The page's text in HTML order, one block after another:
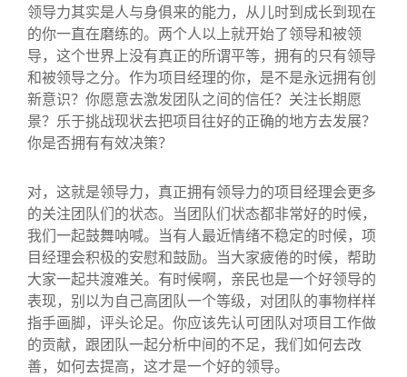
领导力其实是人与身俱来的能力，从儿时到成长到现在
的你一直在磨练的。两个人以上就开始了领导和被领
导，这个世界上没有真正的所谓平等，拥有的只有领导
和被领导之分。作为项目经理的你，是不是永远拥有创
新意识？你愿意去激发团队之间的信任？关注长期愿
景？乐于挑战现状去把项目往好的正确的地方去发展？
你是否拥有有效决策？
对，这就是领导力，真正拥有领导力的项目经理会更多
的关注团队们的状态。当团队们状态都非常好的时候，
我们一起鼓舞呐喊。当有人最近情绪不稳定的时候，项
目经理会积极的安慰和鼓励。当大家疲倦的时候，帮助
大家一起共渡难关。有时候啊，亲民也是一个好领导的
表现，别以为自己高团队一个等级，对团队的事物样样
指手画脚，评头论足。你应该先认可团队对项目工作做
的贡献，跟团队一起分析中间的不足，我们如何去改
善，如何去提高，这才是一个好的领导。